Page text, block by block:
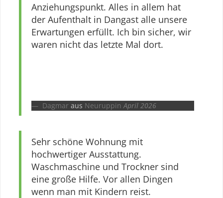
Anziehungspunkt. Alles in allem hat
der Aufenthalt in Dangast alle unsere
Erwartungen erfüllt. Ich bin sicher, wir
waren nicht das letzte Mal dort.
Dagmar aus Neuruppin April 2026
Sehr schöne Wohnung mit
hochwertiger Ausstattung.
Waschmaschine und Trockner sind
eine große Hilfe. Vor allen Dingen
wenn man mit Kindern reist.